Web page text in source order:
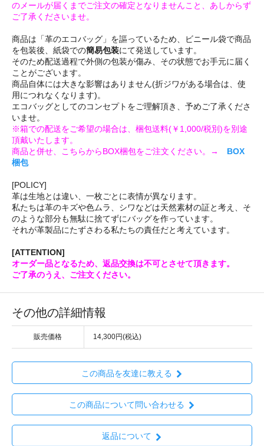
のメールが届くまでご注文の確定となりませんこと、あしからず
ご了承くださいませ。
商品は「革のエコバッグ」を謳っているため、ビニール袋で商品
を包装後、紙袋での簡易包装にて発送しています。
そのため配送過程で外側の包装が傷み、その状態でお手元に届く
ことがございます。
商品自体には大きな影響はありません(折ジワがある場合は、使
用につれなくなります)。
エコバッグとしてのコンセプトをご理解頂き、予めご了承くださ
いませ。
※箱での配送をご希望の場合は、梱包送料(￥1,000/税別)を別途
頂戴いたします。
商品と併せ、こちらからBOX梱包をご注文ください。→ BOX
梱包
[POLICY]
革は生地とは違い、一枚ごとに表情が異なります。
私たちは革のキズや色ムラ、シワなどは天然素材の証と考え、そ
のような部分も無駄に捨てずにバッグを作っています。
それが革製品にたずさわる私たちの責任だと考えています。
[ATTENTION]
オーダー品となるため、返品交換は不可とさせて頂きます。
ご了承のうえ、ご注文ください。
その他の詳細情報
販売価格 14,300円(税込)
この商品を友達に教える
この商品について問い合わせる
返品について